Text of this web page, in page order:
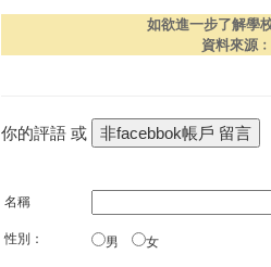
如欲進一步了解學
資料來源﹕
你的評語 或
名稱
性別： 男 女